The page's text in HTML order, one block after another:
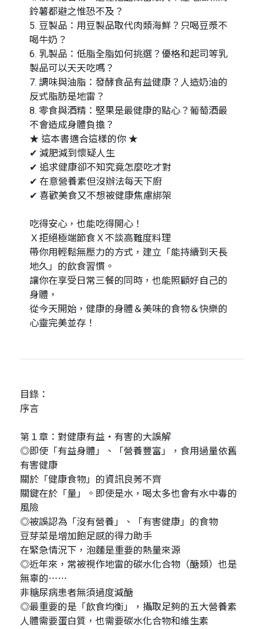
鈴薯都避之惟恐不及？
5. 豆製品：用豆製品取代肉類海鮮？只喝豆漿不
喝牛奶？
6. 乳製品：低脂全脂如何挑選？優格和起司等乳
製品可以天天吃嗎？
7. 調味與油脂：發酵食品有益健康？人造奶油的
反式脂肪是地雷？
8. 零食與酒精：堅果是最健康的點心？葡萄酒最
不會造成身體負擔？
★ 這本書適合這樣的你 ★
✔ 減肥減到懷疑人生
✔ 追求健康卻不知究竟怎麼吃才對
✔ 在意營養素但沒辦法每天下廚
✔ 喜歡美食又不想被健康焦慮綁架
吃得安心，也能吃得開心！
Ｘ拒絕極端節食Ｘ不談高難度料理
帶你用輕鬆無壓力的方式，建立「能持續到天長
地久」的飲食習慣。
讓你在享受日常三餐的同時，也能照顧好自己的
身體，
從今天開始，健康的身體＆美味的食物＆快樂的
心靈完美並存！
目錄：
序言
第１章：對健康有益・有害的大誤解
◎即使「有益身體」、「營養豐富」，食用過量依舊
有害健康
關於「健康食物」的資訊良莠不齊
關鍵在於「量」。即使是水，喝太多也會有水中毒的
風險
◎被誤認為「沒有營養」、「有害健康」的食物
豆芽菜是增加飽足感的得力助手
在緊急情況下，泡麵是重要的熱量來源
◎近年來，常被視作地雷的碳水化合物（醣類）也是
無辜的⋯⋯
非糖尿病患者無須過度減醣
◎最重要的是「飲食均衡」，攝取足夠的五大營養素
人體需要蛋白質，也需要碳水化合物和維生素